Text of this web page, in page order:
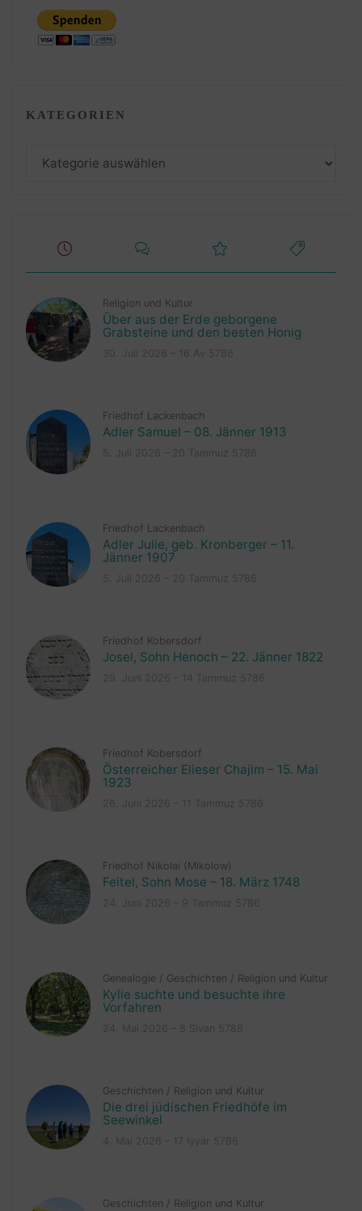
KATEGORIEN
Religion und Kultur
Über aus der Erde geborgene
Grabsteine und den besten Honig
Friedhof Lackenbach
Adler Samuel – 08. Jänner 1913
Friedhof Lackenbach
Adler Julie, geb. Kronberger – 11.
Jänner 1907
Friedhof Kobersdorf
Josel, Sohn Henoch – 22. Jänner 1822
Friedhof Kobersdorf
Österreicher Elieser Chajim – 15. Mai
1923
Friedhof Nikolai (Mikolow)
Feitel, Sohn Mose – 18. März 1748
Genealogie / Geschichten / Religion und Kultur
Kylie suchte und besuchte ihre
Vorfahren
Geschichten / Religion und Kultur
Die drei jüdischen Friedhöfe im
Seewinkel
Geschichten / Religion und Kultur